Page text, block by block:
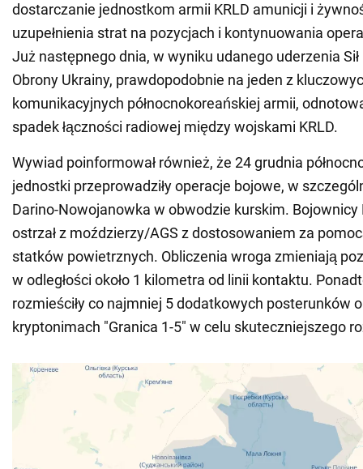
dostarczanie jednostkom armii KRLD amunicji i
uzupełnienia strat na pozycjach i kontynuowania
Już następnego dnia, w wyniku udanego uderzenia
Obrony Ukrainy, prawdopodobnie na jeden z
komunikacyjnych północnokoreańskiej armii,
spadek łączności radiowej między wojskami KRLD.
Wywiad poinformował również, że 24 grudnia
jednostki przeprowadziły operacje bojowe, w
Darino-Nowojanowka w obwodzie kurskim. Bojownicy
ostrzał z moździerzy/AGS z dostosowaniem za
statków powietrznych. Obliczenia wroga zmieniają
w odległości około 1 kilometra od linii kontaktu.
rozmieściły co najmniej 5 dodatkowych posterunków
kryptonimach "Granica 1-5" w celu skuteczniejszego